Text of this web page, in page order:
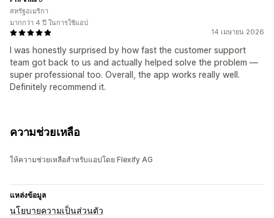
14 เมษายน 2026
I was honestly surprised by how fast the customer support
team got back to us and actually helped solve the problem —
super professional too. Overall, the app works really well.
Definitely recommend it.
สหรัฐอเมริกา
มากกว่า 4 ปี ในการใช้แอป
ความช่วยเหลือ
ให้ความช่วยเหลือสำหรับแอปโดย Flexify AG
แหล่งข้อมูล
นโยบายความเป็นส่วนตัว